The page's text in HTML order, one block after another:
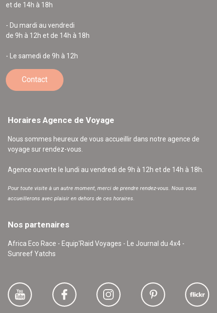
et de 14h à 18h
- Du mardi au vendredi
de 9h à 12h et de 14h à 18h
- Le samedi de 9h à 12h
Contact
Horaires Agence de Voyage
Nous sommes heureux de vous accueillir dans notre agence de
voyage sur rendez-vous.
Agence ouverte le lundi au vendredi de 9h à 12h et de 14h à 18h.
Pour toute visite à un autre moment, merci de prendre rendez-vous. Nous vous
accueillerons avec plaisir en dehors de ces horaires.
Nos partenaires
Africa Eco Race - Equip'Raid Voyages - Le Journal du 4x4 -
Sunreef Yatchs